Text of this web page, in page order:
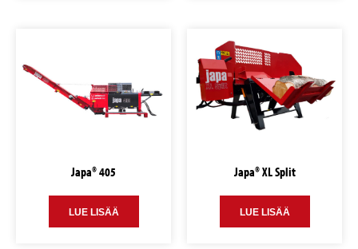
Japa® 405
LUE LISÄÄ
Japa® XL Split
LUE LISÄÄ